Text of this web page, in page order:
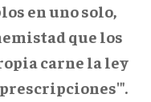
en uno solo,
que los
carne la ley